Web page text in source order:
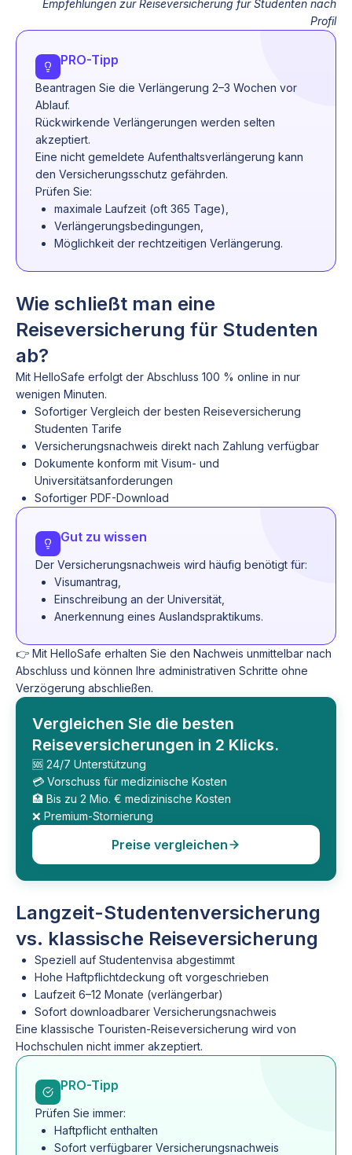
Empfehlungen zur Reiseversicherung für Studenten nach
Profil
PRO-Tipp
Beantragen Sie die Verlängerung 2–3 Wochen vor
Ablauf.
Rückwirkende Verlängerungen werden selten
akzeptiert.
Eine nicht gemeldete Aufenthaltsverlängerung kann
den Versicherungsschutz gefährden.
Prüfen Sie:
maximale Laufzeit (oft 365 Tage),
Verlängerungsbedingungen,
Möglichkeit der rechtzeitigen Verlängerung.
Wie schließt man eine
Reiseversicherung für Studenten
ab?
Mit HelloSafe erfolgt der Abschluss 100 % online in nur
wenigen Minuten.
Sofortiger Vergleich der besten Reiseversicherung
Studenten Tarife
Versicherungsnachweis direkt nach Zahlung verfügbar
Dokumente konform mit Visum- und
Universitätsanforderungen
Sofortiger PDF-Download
Gut zu wissen
Der Versicherungsnachweis wird häufig benötigt für:
Visumantrag,
Einschreibung an der Universität,
Anerkennung eines Auslandspraktikums.
👉 Mit HelloSafe erhalten Sie den Nachweis unmittelbar nach
Abschluss und können Ihre administrativen Schritte ohne
Verzögerung abschließen.
Vergleichen Sie die besten
Reiseversicherungen in 2 Klicks.
🆘 24/7 Unterstützung
💳 Vorschuss für medizinische Kosten
🏥 Bis zu 2 Mio. € medizinische Kosten
❌ Premium-Stornierung
Preise vergleichen
Langzeit-Studentenversicherung
vs. klassische Reiseversicherung
Speziell auf Studentenvisa abgestimmt
Hohe Haftpflichtdeckung oft vorgeschrieben
Laufzeit 6–12 Monate (verlängerbar)
Sofort downloadbarer Versicherungsnachweis
Eine klassische Touristen-Reiseversicherung wird von
Hochschulen nicht immer akzeptiert.
PRO-Tipp
Prüfen Sie immer:
Haftpflicht enthalten
Sofort verfügbarer Versicherungsnachweis